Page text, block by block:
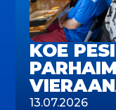
KOE
13.07.2026